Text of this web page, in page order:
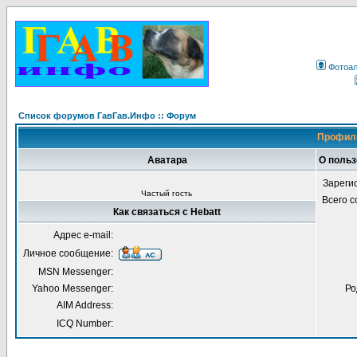
Список форумов ГавГав.Инфо :: Форум
Аватара О
Частый гость
Всего
Как связаться с Hebatt
Адрес e-mail:
Личное сообщение:
MSN Messenger:
Yahoo Messenger:
AIM Address:
ICQ Number: